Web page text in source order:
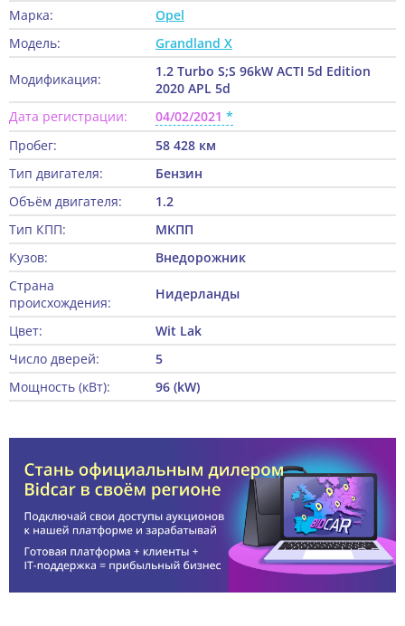
Марка:
Opel
Модель:
Grandland X
Модификация:
1.2 Turbo S;S 96kW ACTI 5d Edition
2020 APL 5d
Дата регистрации:
04/02/2021
Пробег:
58 428 км
Тип двигателя:
Бензин
Объём двигателя:
1.2
Тип КПП:
МКПП
Кузов:
Внедорожник
Страна
происхождения:
Нидерланды
Цвет:
Wit Lak
Число дверей:
5
Мощность (кВт):
96 (kW)